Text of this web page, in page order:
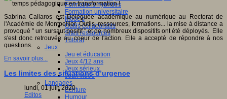
Formations hybrides
Formation universitaire
Mooc’s
Outils collaboratifs
Sites ressources
Tutorat
Jeux
Jeu et éducation
Jeux 4/12 ans
Jeux sérieux
Jeux vidéo
Langages
Ecriture
Humour
Sabrina Caliaros est Déléguée académique au numérique au Rectorat de
l'Académie de Montpellier. Outils, ressources, formations... la mise à distance a
provoqué " un sursaut positif " et de nombreux dispositifs ont été déployés. Elle
s'est donc retrouvée au coeur de l'action. Elle a accepté de répondre à nos
questions.
En savoir plus...
Les limites des situations d’urgence
lundi, 01 juin 2020
Editos